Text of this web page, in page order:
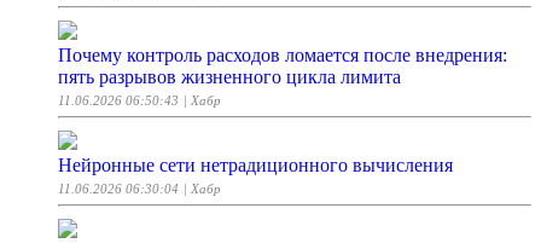
Почему контроль расходов ломается после внедрения:
пять разрывов жизненного цикла лимита
11.06.2026 06:50:43 | Хабр
Нейронные сети нетрадиционного вычисления
11.06.2026 06:30:04 | Хабр